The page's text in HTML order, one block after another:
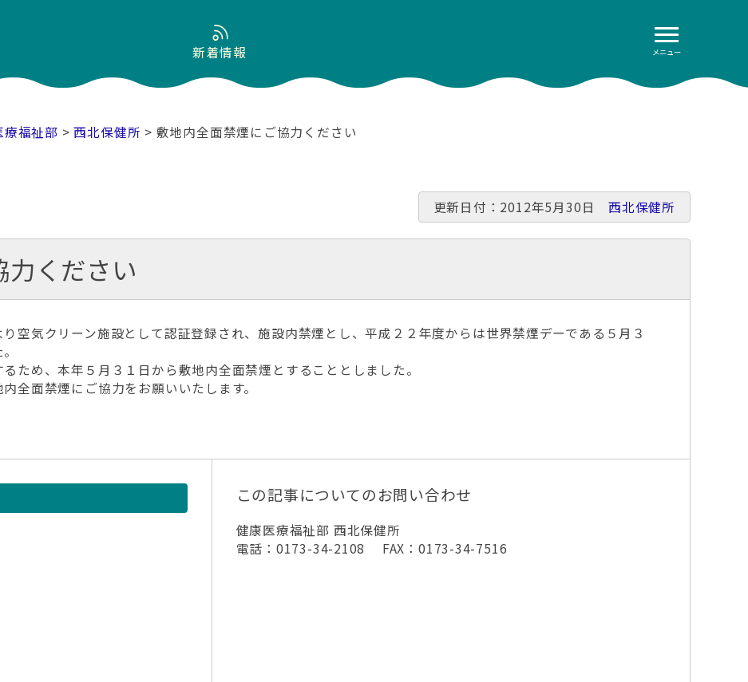
メニュー
新着情報
療福祉部 >西北保健所 > 敷地内全面禁煙にご協力ください
更新日付：2012年5月30日西北保健所
ください
空気クリーン施設として認証登録され、施設内禁煙とし、平成２２年度からは世界禁煙デーである５月３
ため、本年５月３１日から敷地内全面禁煙とすることとしました。
全面禁煙にご協力をお願いいたします。
この記事についてのお問い合わせ
健康医療福祉部 西北保健所
電話：0173-34-2108 FAX：0173-34-7516